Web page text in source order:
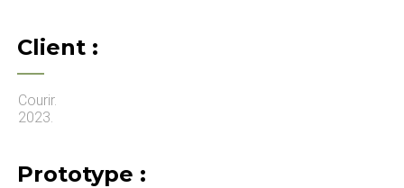
Client :
Courir.
2023.
Prototype :